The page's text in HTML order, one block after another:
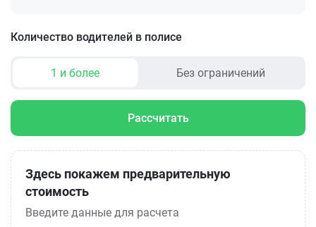
Количество водителей в полисе
1 и более Без ограничений
Рассчитать
Здесь покажем предварительную
стоимость
Введите данные для расчета